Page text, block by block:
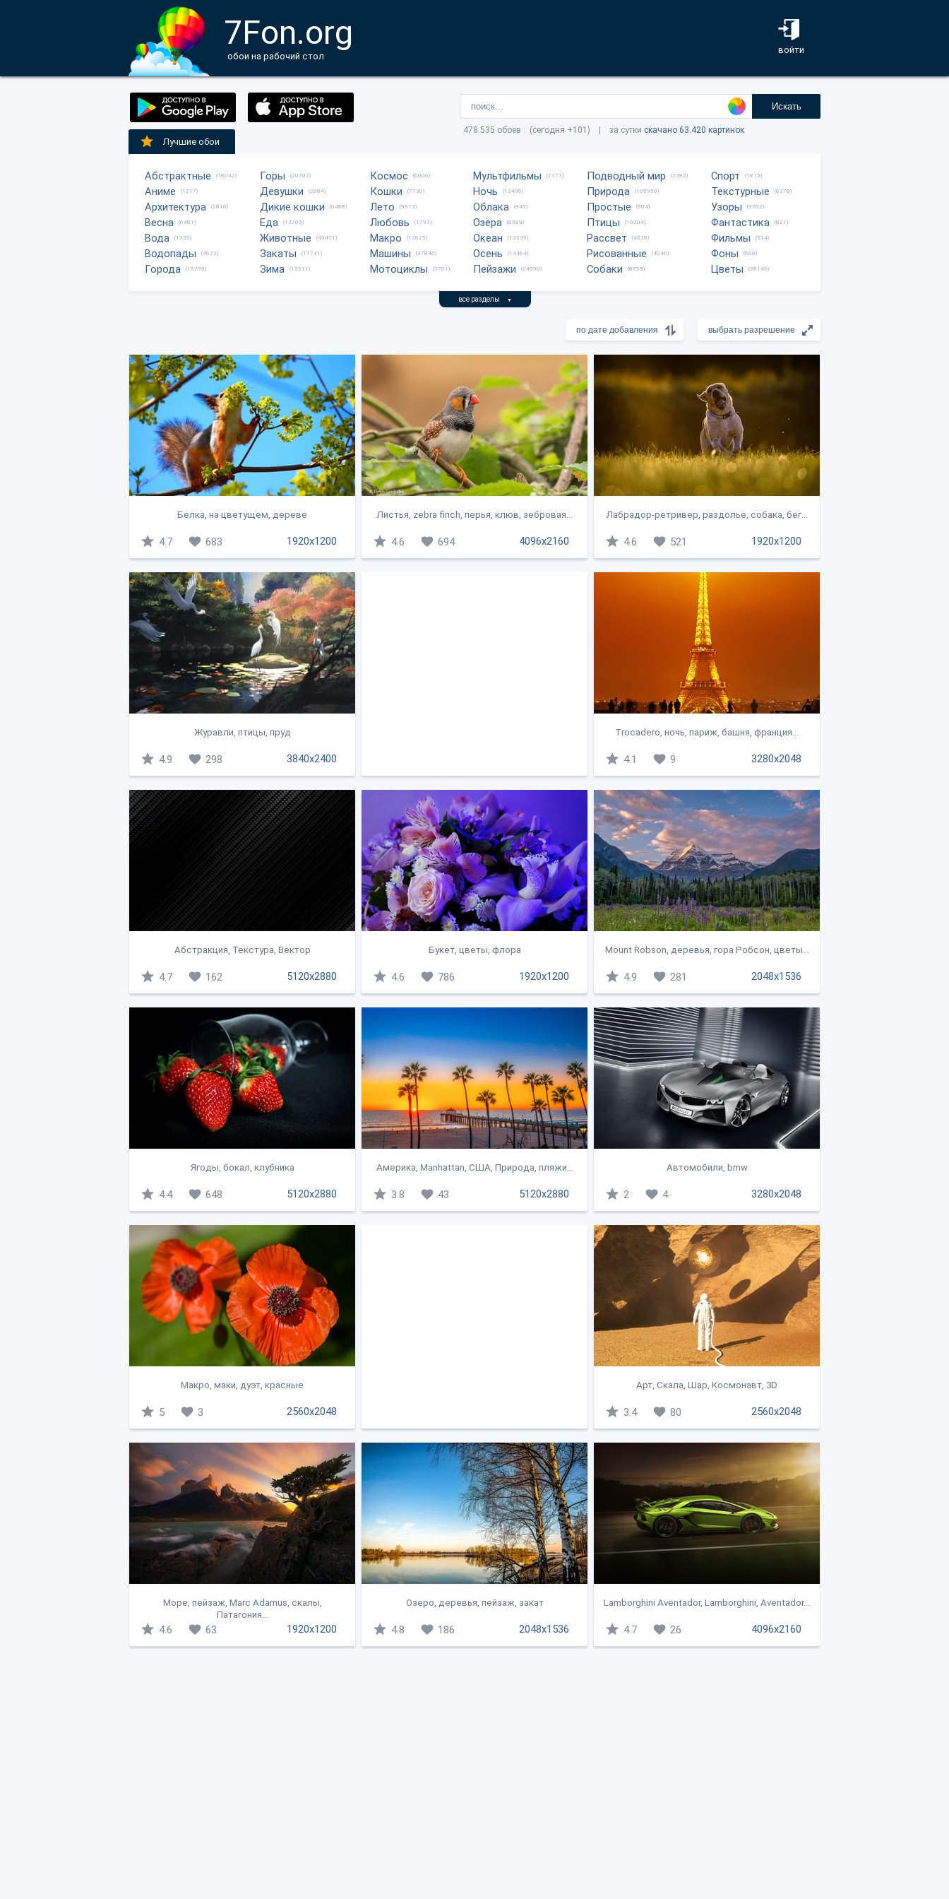
7Fon.org
обои на рабочий стол
войти
Искать
478.535 обоев (сегодня +101) | за сутки скачано 63.420 картинок
Лучшие обои
Абстрактные (18042)
Аниме (1217)
Архитектура (2816)
Весна (6481)
Вода (1335)
Водопады (4623)
Города (15295)
Горы (20702)
Девушки (2684)
Дикие кошки (6488)
Еда (13705)
Животные (49471)
Закаты (17741)
Зима (13511)
Космос (6006)
Кошки (7730)
Лето (9673)
Любовь (1791)
Макро (12625)
Машины (37846)
Мотоциклы (3701)
Мультфильмы (1177)
Ночь (12408)
Облака (945)
Озёра (6989)
Океан (13539)
Осень (14464)
Пейзажи (24590)
Подводный мир (2282)
Природа (105950)
Простые (904)
Птицы (10204)
Рассвет (4538)
Рисованные (4046)
Собаки (8759)
Спорт (1815)
Текстурные (6378)
Узоры (3762)
Фантастика (821)
Фильмы (334)
Фоны (608)
Цветы (28145)
все разделы ▼
Белка, на цветущем, дереве
1920x1200
4.7 683
Листья, zebra finch, перья, клюв, зебровая...
4096x2160
4.6 694
Лабрадор-ретривер, раздолье, собака, бег...
1920x1200
4.6 521
Журавли, птицы, пруд
3840x2400
4.9 298
Trocadero, ночь, париж, башня, франция...
3280x2048
4.1 9
Абстракция, Текстура, Вектор
5120x2880
4.7 162
Букет, цветы, флора
1920x1200
4.6 786
Mount Robson, деревья, гора Робсон, цветы...
2048x1536
4.9 281
Ягоды, бокал, клубника
5120x2880
4.4 648
Америка, Manhattan, США, Природа, пляжи...
5120x2880
3.8 43
Автомобили, bmw
3280x2048
2 4
Макро, маки, дуэт, красные
2560x2048
5 3
Арт, Скала, Шар, Космонавт, 3D
2560x2048
3.4 80
Море, пейзаж, Marc Adamus, скалы,
Патагония...
1920x1200
4.6 63
Озеро, деревья, пейзаж, закат
2048x1536
4.8 186
Lamborghini Aventador, Lamborghini, Aventador...
4096x2160
4.7 26